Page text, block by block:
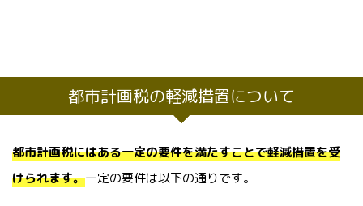
都市計画税の軽減措置について
都市計画税にはある一定の要件を満たすことで軽減措置を受
けられます。一定の要件は以下の通りです。